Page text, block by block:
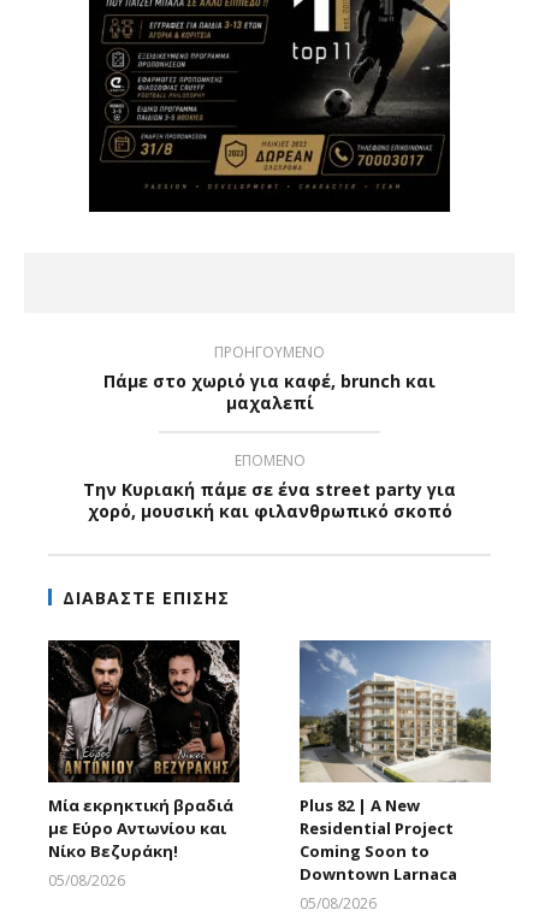
ΠΡΟΗΓΟΥΜΕΝΟ
Πάμε στο χωριό για καφέ, brunch και
μαχαλεπί
ΕΠΟΜΕΝΟ
Την Κυριακή πάμε σε ένα street party για
χορό, μουσική και φιλανθρωπικό σκοπό
ΔΙΑΒΑΣΤΕ ΕΠΙΣΗΣ
Μία εκρηκτική βραδιά
με Εύρο Αντωνίου και
Νίκο Βεζυράκη!
05/08/2026
Plus 82 | A New
Residential Project
Coming Soon to
Downtown Larnaca
05/08/2026